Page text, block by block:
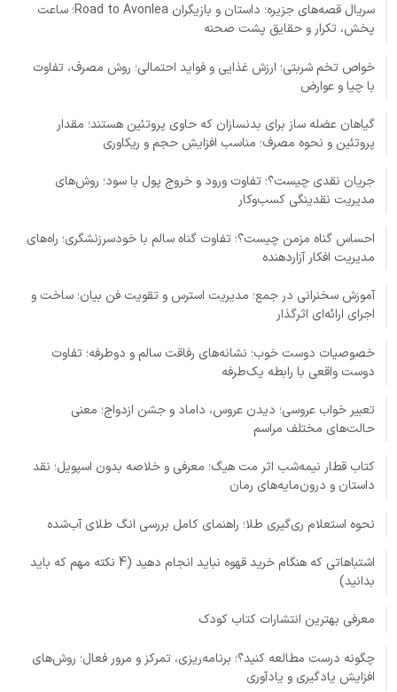
سریال قصه‌های جزیره؛ داستان و بازیگران Road to Avonlea؛ ساعت
پخش، تکرار و حقایق پشت صحنه
خواص تخم شربتی؛ ارزش غذایی و فواید احتمالی؛ روش مصرف، تفاوت
با چیا و عوارض
گیاهان عضله ساز برای بدنسازان که حاوی پروتئین هستند؛ مقدار
پروتئین و نحوه مصرف؛ مناسب افزایش حجم و ریکاوری
جریان نقدی چیست؟؛ تفاوت ورود و خروج پول با سود؛ روش‌های
مدیریت نقدینگی کسب‌وکار
احساس گناه مزمن چیست؟؛ تفاوت گناه سالم با خودسرزنشگری؛ راه‌های
مدیریت افکار آزاردهنده
آموزش سخنرانی در جمع؛ مدیریت استرس و تقویت فن بیان؛ ساخت و
اجرای ارائه‌ای اثرگذار
خصوصیات دوست خوب؛ نشانه‌های رفاقت سالم و دوطرفه؛ تفاوت
دوست واقعی با رابطه یک‌طرفه
تعبیر خواب عروسی؛ دیدن عروس، داماد و جشن ازدواج؛ معنی
حالت‌های مختلف مراسم
کتاب قطار نیمه‌شب اثر مت هیگ؛ معرفی و خلاصه بدون اسپویل؛ نقد
داستان و درون‌مایه‌های رمان
نحوه استعلام ری‌گیری طلا؛ راهنمای کامل بررسی انگ طلای آب‌شده
اشتباهاتی که هنگام خرید قهوه نباید انجام دهید (4 نکته مهم که باید
بدانید)
معرفی بهترین انتشارات کتاب کودک
چگونه درست مطالعه کنید؟؛ برنامه‌ریزی، تمرکز و مرور فعال؛ روش‌های
افزایش یادگیری و یادآوری